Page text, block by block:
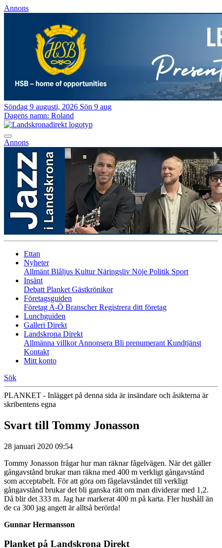
Annons
Söndag 9 augusti, 2026 Sön 9 aug
Dagens namn: Roland
Annons
Ettan
Nyheter
Allmänt Blåljus KulturNäringsliv Nöje Politik Sport
Insänt
Debatt Planket Gästkrönikor
Företagsguiden
Företag A-Ö BranscherRegistrera ditt företag
Lunchguiden
Galleri Direkt
Landskrona Direkt
Allmänna villkorAnnonsera Bli prenumerant Kundtjänst
Kontakt
Mitt konto
Sök
PLANKET - Inlägget på denna sida är insändare och åsikterna är
skribentens egna
Svart till Tommy Jonasson
28 januari 2020 09:54
Tommy Jonasson frågar hur man räknar fågelvägen. När det gäller
gångavstånd brukar man räkna med 400 m verkligt gångavstånd
som acceptabelt. För att göra om fågelavståndet till verkligt
gångavstånd brukar det bli ganska rätt om man dividerar med 1,2.
Då blir det 333 m. Jag har markerat 400 m på karta. Fler hushåll än
de ca 300 jag angett är alltså berörda!
Gunnar Hermansson
Planket på Landskrona Direkt